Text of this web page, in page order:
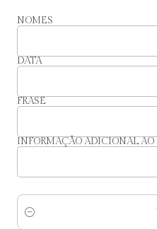
NOMES
DATA
FRASE
INFORMAÇÃO ADICIONAL AO
Quantidade